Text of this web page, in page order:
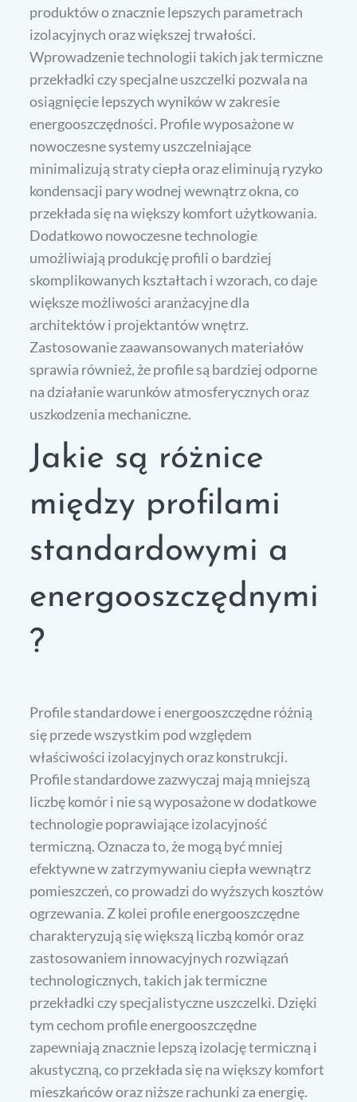
produktów o znacznie lepszych parametrach
izolacyjnych oraz większej trwałości.
Wprowadzenie technologii takich jak termiczne
przekładki czy specjalne uszczelki pozwala na
osiągnięcie lepszych wyników w zakresie
energooszczędności. Profile wyposażone w
nowoczesne systemy uszczelniające
minimalizują straty ciepła oraz eliminują ryzyko
kondensacji pary wodnej wewnątrz okna, co
przekłada się na większy komfort użytkowania.
Dodatkowo nowoczesne technologie
umożliwiają produkcję profili o bardziej
skomplikowanych kształtach i wzorach, co daje
większe możliwości aranżacyjne dla
architektów i projektantów wnętrz.
Zastosowanie zaawansowanych materiałów
sprawia również, że profile są bardziej odporne
na działanie warunków atmosferycznych oraz
uszkodzenia mechaniczne.
Jakie są różnice
między profilami
standardowymi a
energooszczędnymi
?
Profile standardowe i energooszczędne różnią
się przede wszystkim pod względem
właściwości izolacyjnych oraz konstrukcji.
Profile standardowe zazwyczaj mają mniejszą
liczbę komór i nie są wyposażone w dodatkowe
technologie poprawiające izolacyjność
termiczną. Oznacza to, że mogą być mniej
efektywne w zatrzymywaniu ciepła wewnątrz
pomieszczeń, co prowadzi do wyższych kosztów
ogrzewania. Z kolei profile energooszczędne
charakteryzują się większą liczbą komór oraz
zastosowaniem innowacyjnych rozwiązań
technologicznych, takich jak termiczne
przekładki czy specjalistyczne uszczelki. Dzięki
tym cechom profile energooszczędne
zapewniają znacznie lepszą izolację termiczną i
akustyczną, co przekłada się na większy komfort
mieszkańców oraz niższe rachunki za energię.